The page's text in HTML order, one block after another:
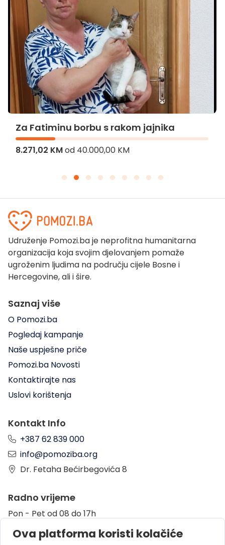
Za Fatiminu borbu s rakom jajnika
8.271,02 KMod 40.000,00 KM
Udruženje Pomozi.ba je neprofitna humanitarna
organizacija koja svojim djelovanjem pomaže
ugroženim ljudima na području cijele Bosne i
Hercegovine, ali i šire.
Saznaj više
O Pomozi.ba
Pogledaj kampanje
Naše uspješne priče
Pomozi.ba Novosti
Kontaktirajte nas
Uslovi korištenja
Kontakt Info
+387 62 839 000
info@pomoziba.org
Dr. Fetaha Bećirbegovića 8
Radno vrijeme
Pon - Pet od 08 do 17h
Sub od 10 do 17h
Ova platforma koristi kolačiće